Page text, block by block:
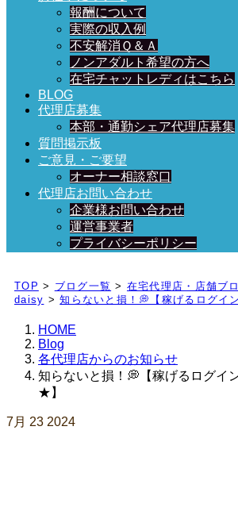
報酬について
実際の収入例
不安解消Ｑ＆Ａ
ノンアダルト希望の方へ
在宅チャットレディはこちら
BLOG
代理店募集
本部・通勤シェア代理店募集
質問掲示板
ご意見・ご要望
オーナー相談窓口
代理店お問い合わせ
企業様お問い合わせ
運営事業者
プライバシーポリシー
日々、ブログを更新中！
TOP > ブログ一覧 > 在宅代理店・店舗ブ
daisy >知らないと損！💭【稼げるログイ
HOME
Blog
各代理店からのお知らせ
知らないと損！💭【稼げるログイ
★】
7月 23 2024